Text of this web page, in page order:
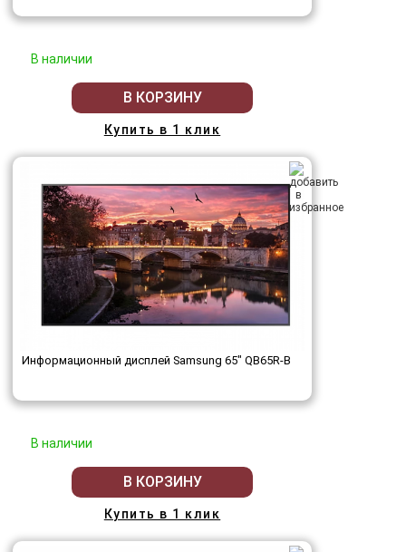
В наличии
В КОРЗИНУ
Купить в 1 клик
Информационный дисплей Samsung 65" QB65R-B
В наличии
В КОРЗИНУ
Купить в 1 клик